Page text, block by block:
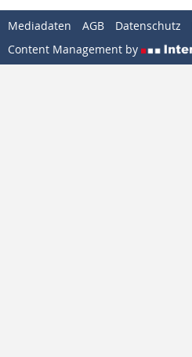
Mediadaten AGB Datenschutz
Content Management by